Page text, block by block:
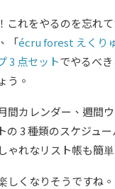
これをやるのを忘れ
「écru forest えくり
3 点セットでやるべ
う。
間カレンダー、週間
の 3 種類のスケジュ
ゃれなリスト帳も簡単
しくなりそうですね。